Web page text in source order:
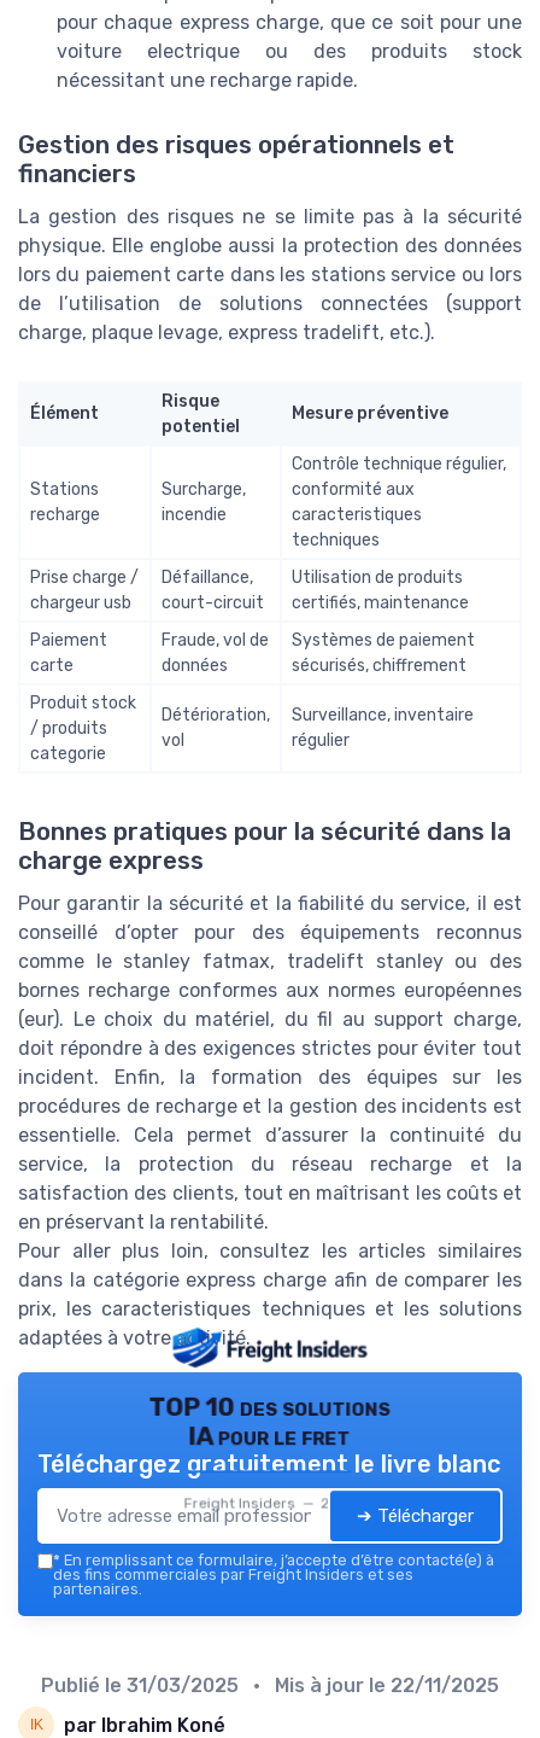
pour chaque express charge, que ce soit pour une
voiture electrique ou des produits stock
nécessitant une recharge rapide.
Gestion des risques opérationnels et
financiers
La gestion des risques ne se limite pas à la sécurité
physique. Elle englobe aussi la protection des données
lors du paiement carte dans les stations service ou lors
de l’utilisation de solutions connectées (support
charge, plaque levage, express tradelift, etc.).
Élément
Risque
potentiel
Mesure préventive
Stations
recharge
Surcharge,
incendie
Contrôle technique régulier,
conformité aux
caracteristiques
techniques
Prise charge /
chargeur usb
Défaillance,
court-circuit
Utilisation de produits
certifiés, maintenance
Paiement
carte
Fraude, vol de
données
Systèmes de paiement
sécurisés, chiffrement
Produit stock
/ produits
categorie
Détérioration,
vol
Surveillance, inventaire
régulier
Bonnes pratiques pour la sécurité dans la
charge express
Pour garantir la sécurité et la fiabilité du service, il est
conseillé d’opter pour des équipements reconnus
comme le stanley fatmax, tradelift stanley ou des
bornes recharge conformes aux normes européennes
(eur). Le choix du matériel, du fil au support charge,
doit répondre à des exigences strictes pour éviter tout
incident. Enfin, la formation des équipes sur les
procédures de recharge et la gestion des incidents est
essentielle. Cela permet d’assurer la continuité du
service, la protection du réseau recharge et la
satisfaction des clients, tout en maîtrisant les coûts et
en préservant la rentabilité.
Pour aller plus loin, consultez les articles similaires
dans la catégorie express charge afin de comparer les
prix, les caracteristiques techniques et les solutions
adaptées à votre activité.
TOP 10 des solutions
IA pour le fret
Freight Insiders — 2026
Téléchargez gratuitement le livre blanc
➔ Télécharger
* En remplissant ce formulaire, j’accepte d’être contacté(e) à
des fins commerciales par Freight Insiders et ses
partenaires.
Publié le 31/03/2025 • Mis à jour le 22/11/2025
par Ibrahim Koné